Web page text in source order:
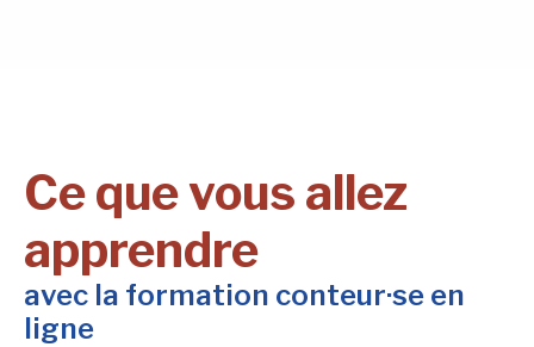
Ce que vous allez
apprendre
avec la formation conteur·se en
ligne